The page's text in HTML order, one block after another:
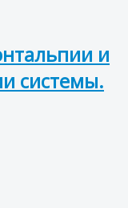
и
системы.